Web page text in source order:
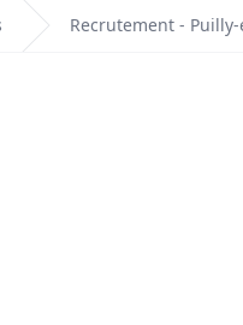
Recrutement -